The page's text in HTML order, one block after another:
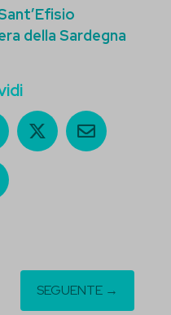
della Sardegna
SEGUENTE →